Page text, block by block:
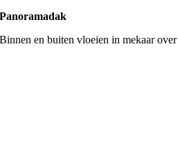
Panoramadak
Binnen en buiten vloeien in mekaar over